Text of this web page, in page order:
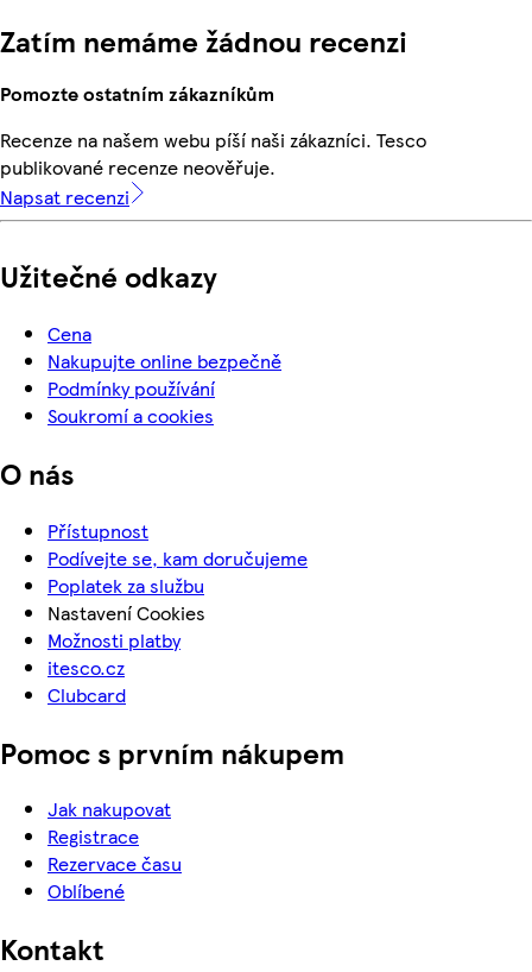
Zatím nemáme žádnou recenzi
Pomozte ostatním zákazníkům
Recenze na našem webu píší naši zákazníci. Tesco
publikované recenze neověřuje.
Napsat recenzi
Užitečné odkazy
Cena
Nakupujte online bezpečně
Podmínky používání
Soukromí a cookies
O nás
Přístupnost
Podívejte se, kam doručujeme
Poplatek za službu
Nastavení Cookies
Možnosti platby
itesco.cz
Clubcard
Pomoc s prvním nákupem
Jak nakupovat
Registrace
Rezervace času
Oblíbené
Kontakt